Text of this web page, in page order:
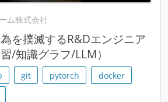
ム株式会社
を撲滅するR&Dエンジニア
/知識グラフ/LLM）
git pytorch
docker